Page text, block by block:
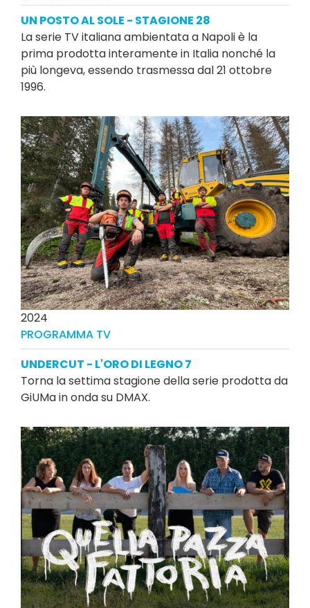
UN POSTO AL SOLE - STAGIONE 28
La serie TV italiana ambientata a Napoli è la
prima prodotta interamente in Italia nonché la
più longeva, essendo trasmessa dal 21 ottobre
1996.
2024
PROGRAMMA TV
UNDERCUT - L'ORO DI LEGNO 7
Torna la settima stagione della serie prodotta da
GiUMa in onda su DMAX.